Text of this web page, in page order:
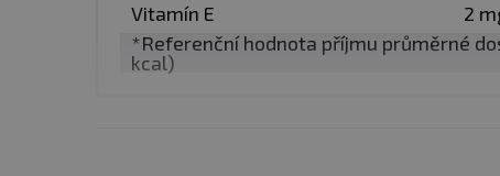
Každá dávka obsahuje
potravině a v celkové
Každá šarže prochází
Vitamín E
2
*Referenční hodnota příjmu průměrné
kcal)